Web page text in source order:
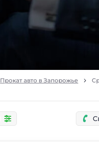
Прокат авто в Запорожье